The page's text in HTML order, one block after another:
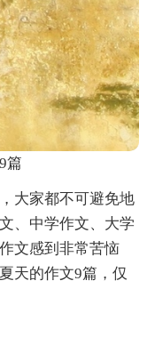
篇
大家都不可避免地
、中学作文、大学
文感到非常苦恼
天的作文9篇，仅